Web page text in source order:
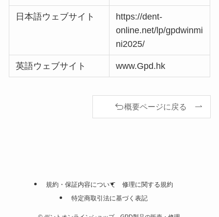
日本語ウェブサイト
https://dent-
online.net/lp/gpdwinmi
ni2025/
英語ウェブサイト www.Gpd.hk
概要ページに戻る
規約・保証内容について
修理に関する規約
特定商取引法に基づく表記